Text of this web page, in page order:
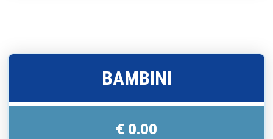
BAMBINI
€ 0.00